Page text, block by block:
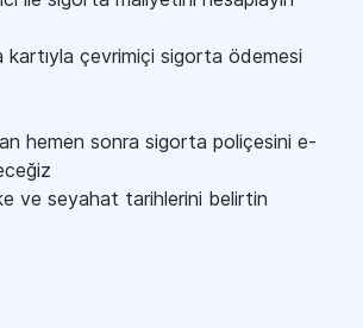
kartıyla çevrimiçi sigorta ödemesi
hemen sonra sigorta poliçesini e-
ve seyahat tarihlerini belirtin